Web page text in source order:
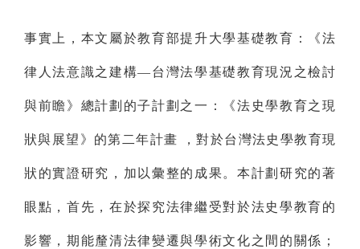
事實上，本文屬於教育部提升大學基礎教育：《法
律人法意識之建構—台灣法學基礎教育現況之檢討
與前瞻》總計劃的子計劃之一：《法史學教育之現
狀與展望》的第二年計畫 ，對於台灣法史學教育現
狀的實證研究，加以彙整的成果。本計劃研究的著
眼點，首先，在於探究法律繼受對於法史學教育的
影響，期能釐清法律變遷與學術文化之間的關係；